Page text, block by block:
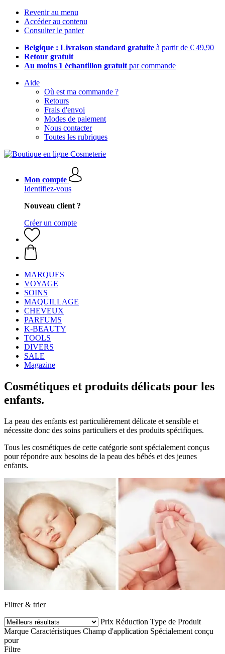
Revenir au menu
Accéder au contenu
Consulter le panier
Belgique : Livraison standard gratuite à partir de € 49,90
Retour gratuit
Au moins 1 échantillon gratuit par commande
Aide
Où est ma commande ?
Retours
Frais d'envoi
Modes de paiement
Nous contacter
Toutes les rubriques
Mon compte
Identifiez-vous
Nouveau client ?
Créer un compte
MARQUES
VOYAGE
SOINS
MAQUILLAGE
CHEVEUX
PARFUMS
K-BEAUTY
TOOLS
DIVERS
SALE
Magazine
Cosmétiques et produits délicats pour les
enfants.
La peau des enfants est particulièrement délicate et sensible et
nécessite donc des soins particuliers et des produits spécifiques.
Tous les cosmétiques de cette catégorie sont spécialement conçus
pour répondre aux besoins de la peau des bébés et des jeunes
enfants.
Filtrer & trier
Prix Réduction Type de Produit
Marque Caractéristiques Champ d'application Spécialement conçu
pour
Filtre